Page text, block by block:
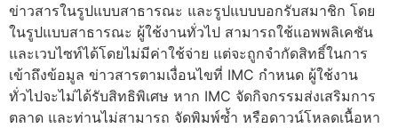
ข่าวสารในรูปแบบสาธารณะ และรูปแบบบอกรับสมาชิก โดย
ในรูปแบบสาธารณะ ผู้ใช้งานทั่วไป สามารถใช้แอพพลิเคชัน
และเวบไซท์ได้โดยไม่มีค่าใช้จ่าย แต่จะถูกจำกัดสิทธิ์ในการ
เข้าถึงข้อมูล ข่าวสารตามเงื่อนไขที่ IMC กำหนด ผู้ใช้งาน
ทั่วไปจะไม่ได้รับสิทธิพิเศษ หาก IMC จัดกิจกรรมส่งเสริมการ
ตลาด และท่านไม่สามารถ จัดพิมพ์ซ้ำ หรือดาวน์โหลดเนื้อหา